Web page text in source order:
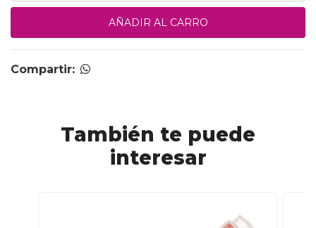
Compartir:
También te puede
interesar